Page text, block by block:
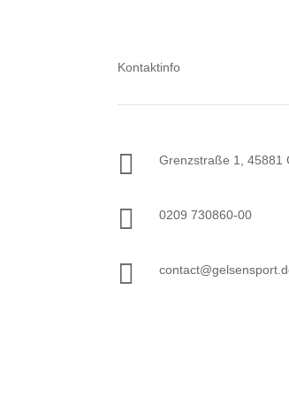
Kontaktinfo
 Grenzstraße 1, 45881
 0209 730860-00
